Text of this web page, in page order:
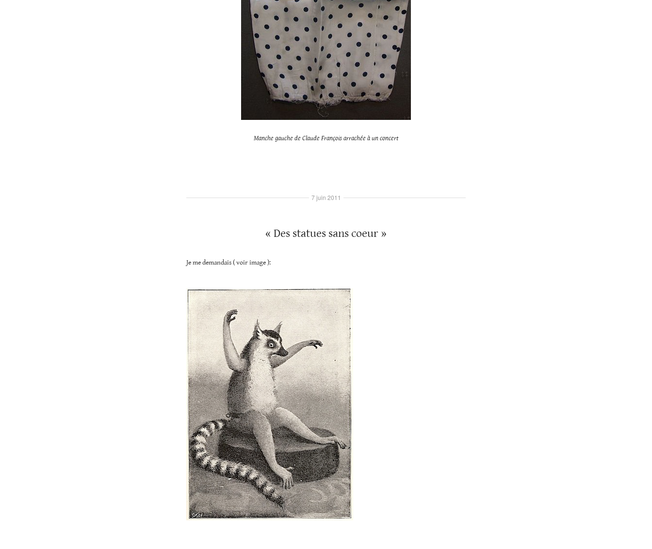
Manche gauche de Claude François arrachée à un concert
« Des statues sans coeur »
Je me demandais ( voir image ):
7 juin 2011